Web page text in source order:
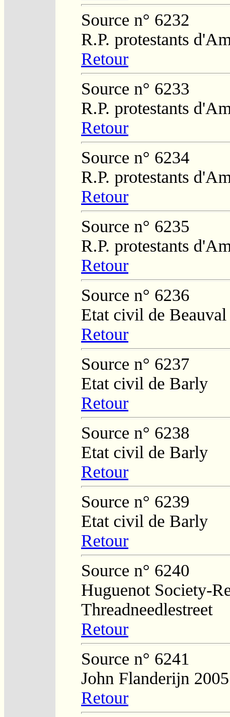
Source n° 6232
R.P. protestants
Retour
Source n° 6233
R.P. protestants
Retour
Source n° 6234
R.P. protestants
Retour
Source n° 6235
R.P. protestants
Retour
Source n° 6236
Etat civil de Beauval
Retour
Source n° 6237
Etat civil de Barly
Retour
Source n° 6238
Etat civil de Barly
Retour
Source n° 6239
Etat civil de Barly
Retour
Source n° 6240
Huguenot Society-
Threadneedlestreet
Retour
Source n° 6241
John Flanderijn 2005
Retour